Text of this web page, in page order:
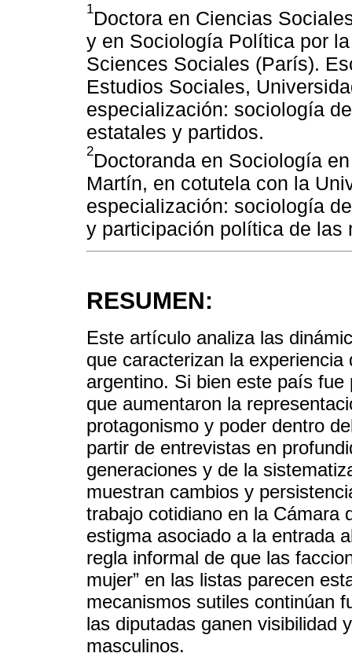
1Doctora en Ciencias
y en Sociología Política por
Sciences Sociales (París).
Estudios Sociales,
especialización: sociología
estatales y partidos.
2Doctoranda en Sociología
Martín, en cotutela con la
especialización: sociología
y participación política de las
RESUMEN:
Este artículo analiza las
que caracterizan la
argentino. Si bien este país
que aumentaron la
protagonismo y poder dentro
partir de entrevistas en
generaciones y de la
muestran cambios y
trabajo cotidiano en la Cámara
estigma asociado a la entrada
regla informal de que las
mujer” en las listas parecen
mecanismos sutiles continúan
las diputadas ganen visibilidad
masculinos.